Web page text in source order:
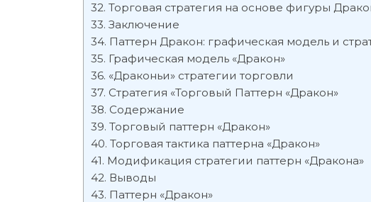
Торговая стратегия на основе фигуры
Заключение
Паттерн Дракон: графическая модель и
Графическая модель «Дракон»
«Драконьи» стратегии торговли
Стратегия «Торговый Паттерн «Дракон»
Содержание
Торговый паттерн «Дракон»
Торговая тактика паттерна «Дракон»
Модификация стратегии паттерн «Дракона»
Выводы
Паттерн «Дракон»